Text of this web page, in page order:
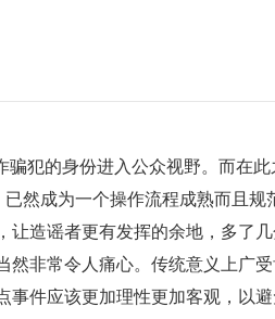
犯的身份进入公众视野。而在此
然成为一个操作流程成熟而且规
造谣者更有发挥的余地，多了几
非常令人痛心。传统意义上广受
件应该更加理性更加客观，以避